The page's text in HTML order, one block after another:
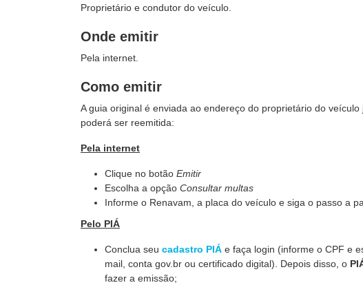
Proprietário e condutor do veículo.
Onde emitir
Pela internet.
Como emitir
A guia original é enviada ao endereço do proprietário do
poderá ser reemitida:
Pela internet
Clique no botão Emitir
Escolha a opção Consultar multas
Informe o Renavam, a placa do veículo e siga o passo a
Pelo PIÁ
Conclua seu cadastro PIÁ e faça login (informe o CPF e
mail, conta gov.br ou certificado digital). Depois disso, o
fazer a emissão;